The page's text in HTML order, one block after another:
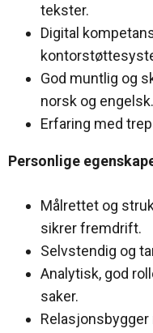
tekster.
Digital
God muntlig og
norsk og engelsk.
Erfaring med
Personlige
Målrettet og
sikrer fremdrift.
Selvstendig og
Analytisk, god
saker.